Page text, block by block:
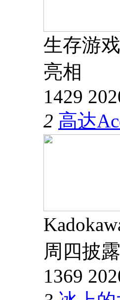
生存游
亮相
1429
2 高达
周四披
1369